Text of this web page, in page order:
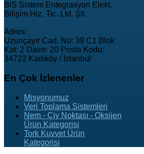
BiS Sistem Entegrasyon Elekt.
Bilişim Hiz. Tic. Ltd. Şti.
Adres:
Uzunçayır Cad. No: 39 C1 Blok
Kat: 2 Daire: 20 Posta Kodu:
34722 Kadıköy / İstanbul
En Çok İzlenenler
Misyonumuz
Veri Toplama Sistemleri
Nem - Çiy Noktası - Oksijen
Ürün Kategorisi
Tork Kuvvet Ürün
Kategorisi